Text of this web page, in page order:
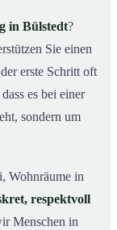
in
in Bülstedt?
Sie einen
erste Schritt oft
es bei einer
sondern um
Wohnräume in
respektvoll
Menschen in